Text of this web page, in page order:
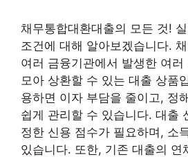
채무통합대환대출의 모든 것!
조건에 대해 알아보겠습니다.
여러 금융기관에서 발생한 여
모아 상환할 수 있는 대출 상품
용하면 이자 부담을 줄이고, 정
쉽게 관리할 수 있습니다. 대출
정한 신용 점수가 필요하며, 소
있습니다. 또한, 기존 대출의